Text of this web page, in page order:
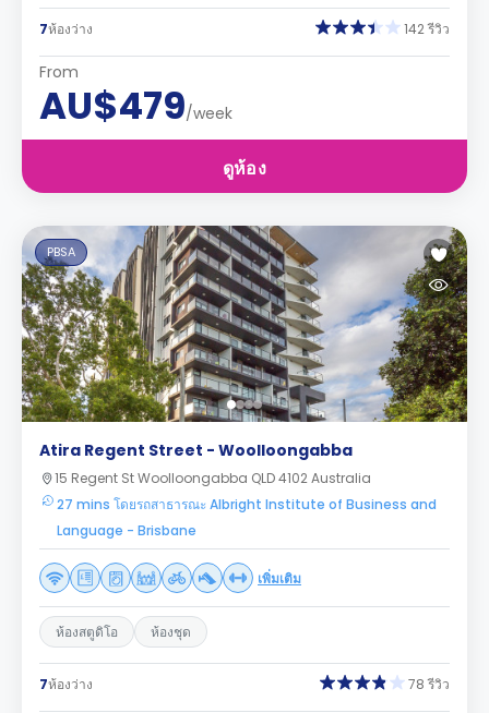
7ห้องว่าง 142 รีวิว
From
AU$479/week
ดูห้อง
PBSA
Atira Regent Street - Woolloongabba
15 Regent St Woolloongabba QLD 4102 Australia
27 mins โดยรถสาธารณะ Albright Institute of Business and
Language - Brisbane
เพิ่มเติม
ห้องสตูดิโอ ห้องชุด
7ห้องว่าง 78 รีวิว